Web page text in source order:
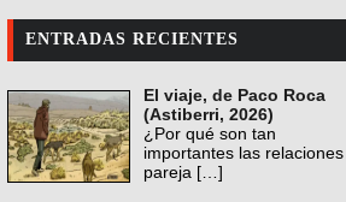
ENTRADAS RECIENTES
El viaje, de Paco Roca
(Astiberri, 2026)
¿Por qué son tan
importantes las
pareja […]